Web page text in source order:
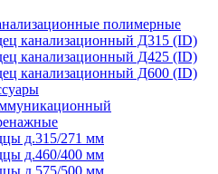
полимерные
канализационный Д315 (ID)
канализационный Д425 (ID)
канализационный Д600 (ID)
д.315/271 мм
д.460/400 мм
д.575/500 мм